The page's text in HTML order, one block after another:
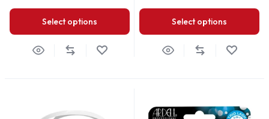
Select options Select options